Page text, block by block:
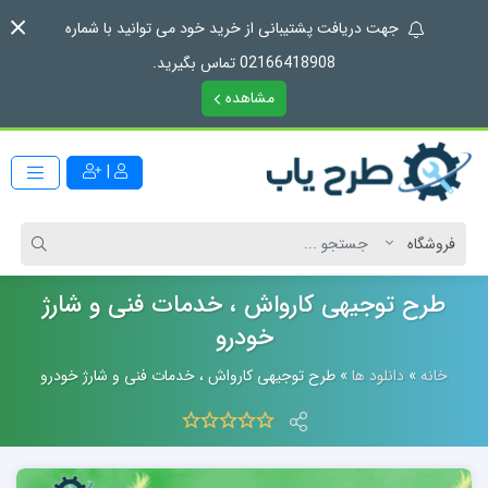
جهت دریافت پشتیبانی از خرید خود می توانید با شماره
02166418908 تماس بگیرید.
مشاهده
|
طرح توجیهی کارواش ، خدمات فنی و شارژ
خودرو
خانه» دانلود ها» طرح توجیهی کارواش ، خدمات فنی و شارژ خودرو